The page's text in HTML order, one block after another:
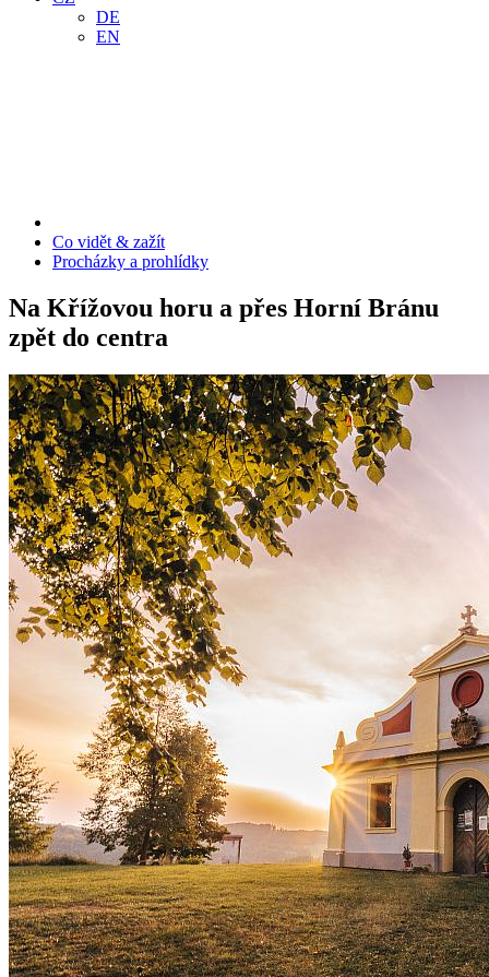
DE
EN
Co vidět & zažít
Procházky a prohlídky
Na Křížovou horu a přes Horní Bránu
zpět do centra